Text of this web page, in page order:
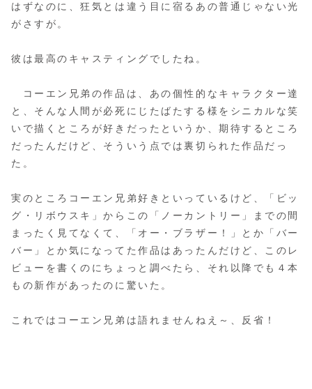
はずなのに、狂気とは違う目に宿るあの普通じゃない光
がさすが。
彼は最高のキャスティングでしたね。
コーエン兄弟の作品は、あの個性的なキャラクター達
と、そんな人間が必死にじたばたする様をシニカルな笑
いで描くところが好きだったというか、期待するところ
だったんだけど、そういう点では裏切られた作品だっ
た。
実のところコーエン兄弟好きといっているけど、「ビッ
グ・リボウスキ」からこの「ノーカントリー」までの間
まったく見てなくて、「オー・ブラザー！」とか「バー
バー」とか気になってた作品はあったんだけど、このレ
ビューを書くのにちょっと調べたら、それ以降でも４本
もの新作があったのに驚いた。
これではコーエン兄弟は語れませんねえ～、反省！